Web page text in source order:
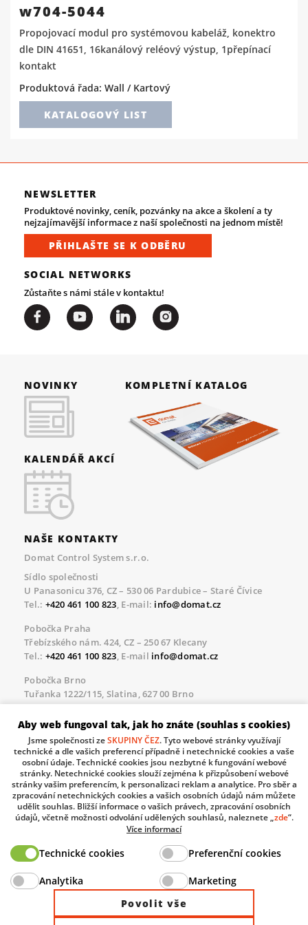
w704-5044
Propojovací modul pro systémovou kabeláž, konektro
dle DIN 41651, 16kanálový reléový výstup, 1přepínací
kontakt
Produktová řada: Wall / Kartový
KATALOGOVÝ LIST
NEWSLETTER
Produktové novinky, ceník, pozvánky na akce a školení a ty
nejzajímavější informace z naší společnosti na jednom místě!
PŘIHLAŠTE SE K ODBĚRU
SOCIAL NETWORKS
Zůstaňte s námi stále v kontaktu!
NOVINKY
KALENDÁŘ AKCÍ
KOMPLETNÍ KATALOG
NAŠE KONTAKTY
Domat Control System s.r.o.
Sídlo společnosti
U Panasonicu 376, CZ – 530 06 Pardubice – Staré Čívice
Tel.: +420 461 100 823, E-mail: info@domat.cz
Pobočka Praha
Třebízského nám. 424, CZ – 250 67 Klecany
Tel.: +420 461 100 823, E-mail info@domat.cz
Pobočka Brno
Tuřanka 1222/115, Slatina, 627 00 Brno
Tel.:+420 461 100 823, E-mailinfo@domat.cz
Servisní linka pro námi realizované akce
Po – Pá 8.30 – 17.00
tel:+420 733 421 878, E-mailservis@domat.cz
Technická podpora:
Tel.:+420 461 100 666 , WhatsApp:+420 603 735 402
Informace o zpracovávaných osobních údajích.
Ministry of Industry and Trade of the Czech Republic
support investment in your future.
Aby web fungoval tak, jak ho znáte (souhlas s cookies)
Jsme společnosti zeSKUPINY ČEZ. Tyto webové stránky využívají
technické a dle vašich preferencí případně i netechnické cookies a vaše
osobní údaje. Technické cookies jsou nezbytné k fungování webové
stránky. Netechnické cookies slouží zejména k přizpůsobení webové
stránky vašim preferencím, k personalizaci reklam a analytice. Pro sběr a
zpracování netechnických cookies a vašich osobních údajů nám můžete
udělit souhlas. Bližší informace o vašich právech, zpracování osobních
údajů, včetně možnosti odvolání udělených souhlasů, naleznete „zde“.
Více informací
Technické cookies Preferenční cookies
Analytika
Marketing
Povolit vše